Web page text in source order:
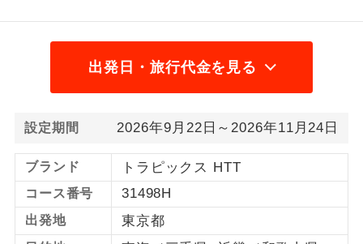
出発日・旅行代金を見る
設定期間 2026年9月22日～2026年11月24日
ブランド トラピックス HTT
コース番号 31498H
出発地 東京都
おひとり様参
おひとり様限定でご参加いただけるコー
スです。
ご夫婦限定でご参加いただけるコースで
す。
女性限定
女性限定でご参加いただけるコースで
す。
ご参加にあたり年齢に制限があるコース